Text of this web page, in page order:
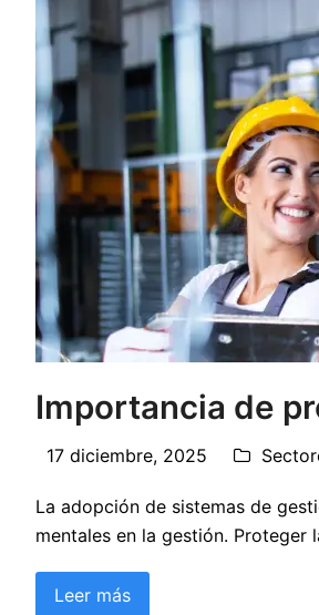
Importancia de
17 diciembre, 2025
La adopción de sistemas de
mentales en la gestión.
Leer más